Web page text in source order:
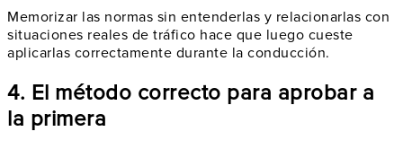
Memorizar las normas sin entenderlas y relacionarlas con
situaciones reales de tráfico hace que luego cueste
aplicarlas correctamente durante la conducción.
4. El método correcto para aprobar a
la primera